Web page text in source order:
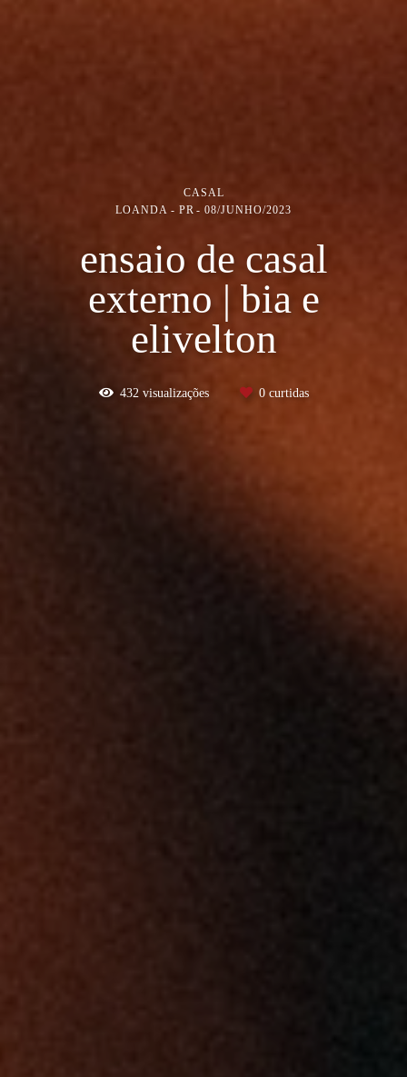
CASAL
LOANDA - PR
08/JUNHO/2023
ensaio de casal
externo | bia e
elivelton
432 visualizações 0curtidas